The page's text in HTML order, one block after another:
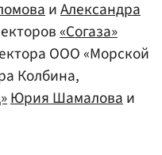
иАлександра
«Согаза»
ООО «Морской
Колбина,
Юрия Шамаловаи